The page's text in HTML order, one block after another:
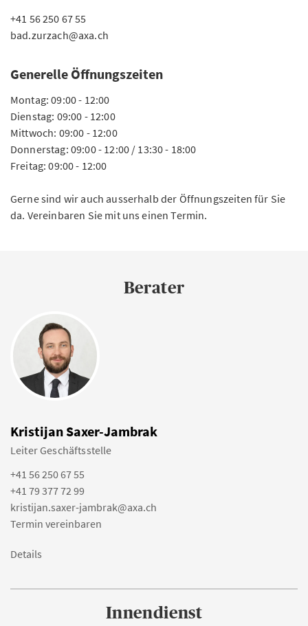
+41 56 250 67 55
bad.zurzach@axa.ch
Generelle Öffnungszeiten
Montag: 09:00 - 12:00
Dienstag: 09:00 - 12:00
Mittwoch: 09:00 - 12:00
Donnerstag: 09:00 - 12:00 / 13:30 - 18:00
Freitag: 09:00 - 12:00
Gerne sind wir auch ausserhalb der Öffnungszeiten für Sie
da. Vereinbaren Sie mit uns einen Termin.
Berater
Kristijan Saxer-Jambrak
Leiter Geschäftsstelle
+41 56 250 67 55
+41 79 377 72 99
kristijan.saxer-jambrak@axa.ch
Termin vereinbaren
Details
Innendienst